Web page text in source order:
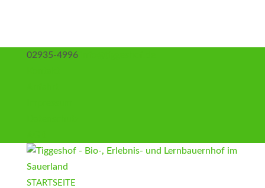
02935-4996
STARTSEITE